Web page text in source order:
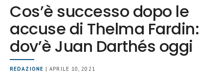
Cos’è successo dopo le
accuse di Thelma Fardin:
dov’è Juan Darthés oggi
REDAZIONE | APRILE 10, 2021